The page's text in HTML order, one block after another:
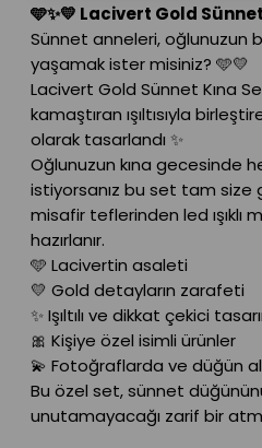
🩵✨💛 Lacivert Gold
Sünnet anneleri, oğlunuzun
yaşamak ister misiniz? 🩵💛
Lacivert Gold Sünnet Kına
kamaştıran ışıltısıyla
olarak tasarlandı ✨
Oğlunuzun kına gecesinde
istiyorsanız bu set tam
misafir teflerinden led
hazırlanır.
🩵 Lacivertin asaleti
💛 Gold detayların zarafeti
✨ Işıltılı ve dikkat çekici
🎀 Kişiye özel isimli ürünler
💫 Fotoğraflarda ve düğün
Bu özel set, sünnet
unutamayacağı zarif bir